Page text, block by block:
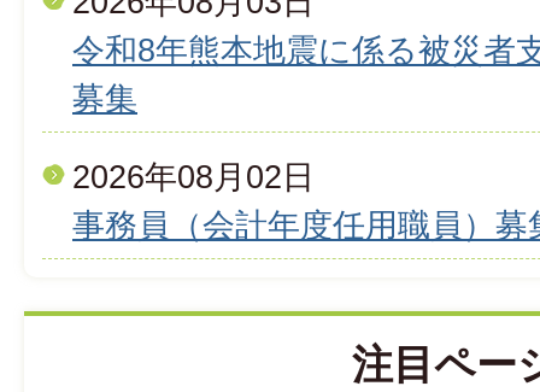
令和8年熊本地震に係る被災者
募集
2026年08月02日
事務員（会計年度任用職員）募
注目ペー